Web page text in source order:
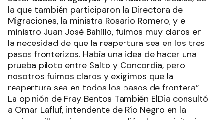
la que también participaron la Directora de
Migraciones, la ministra Rosario Romero; y el
ministro Juan José Bahillo, fuimos muy claros en
la necesidad de que la reapertura sea en los tres
pasos fronterizos. Había una idea de hacer una
prueba piloto entre Salto y Concordia, pero
nosotros fuimos claros y exigimos que la
reapertura sea en todos los pasos de frontera”.
La opinión de Fray Bentos También ElDia consultó
a Omar Lafluf, intendente de Río Negro en la